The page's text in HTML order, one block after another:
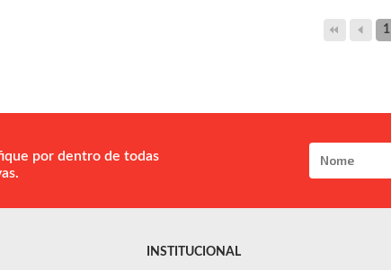
1
por dentro de todas
INSTITUCIONAL